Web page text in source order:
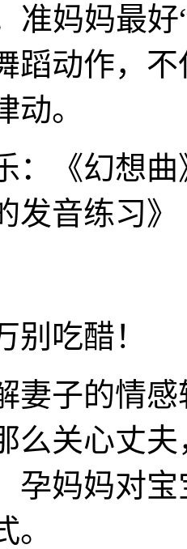
准妈妈最
蹈动作，
。
：《幻想
发音练习
别吃醋！
妻子的情
么关心丈
孕妈妈对